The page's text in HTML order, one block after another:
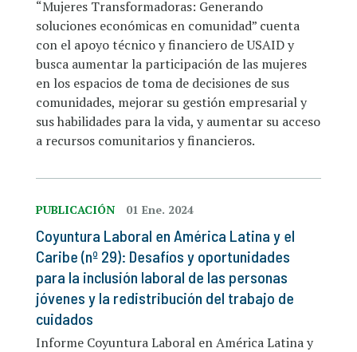
“Mujeres Transformadoras: Generando
soluciones económicas en comunidad” cuenta
con el apoyo técnico y financiero de USAID y
busca aumentar la participación de las mujeres
en los espacios de toma de decisiones de sus
comunidades, mejorar su gestión empresarial y
sus habilidades para la vida, y aumentar su acceso
a recursos comunitarios y financieros.
PUBLICACIÓN 01 Ene. 2024
Coyuntura Laboral en América Latina y el
Caribe (nº 29): Desafíos y oportunidades
para la inclusión laboral de las personas
jóvenes y la redistribución del trabajo de
cuidados
Informe Coyuntura Laboral en América Latina y